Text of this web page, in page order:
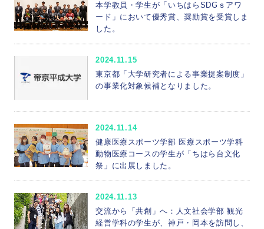
本学教員・学生が「いちはらSDGｓアワ
ード」において優秀賞、奨励賞を受賞しま
した。
2024.11.15
東京都「大学研究者による事業提案制度」
の事業化対象候補となりました。
2024.11.14
健康医療スポーツ学部 医療スポーツ学科
動物医療コースの学生が「ちはら台文化
祭」に出展しました。
2024.11.13
交流から「共創」へ：人文社会学部 観光
経営学科の学生が、神戸・岡本を訪問し、